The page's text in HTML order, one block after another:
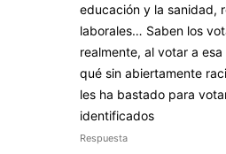
educación y la sanidad,
laborales… Saben los
realmente, al votar a
qué sin abiertamente
les ha bastado para
identificados
Respuesta